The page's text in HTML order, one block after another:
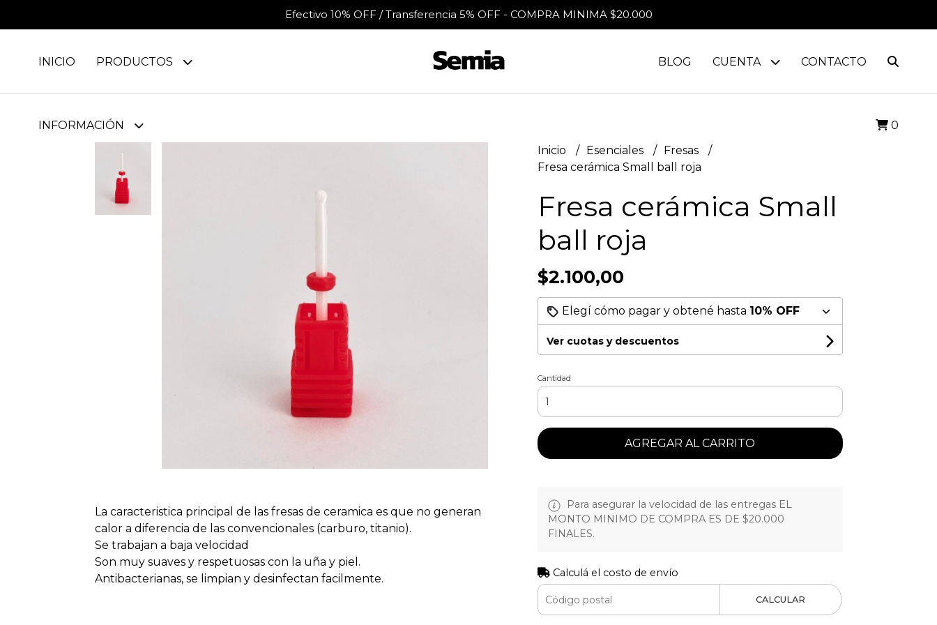
Efectivo 10% OFF / Transferencia 5% OFF - COMPRA MINIMA $20.000
INICIO PRODUCTOS
INFORMACIÓN
BLOG CUENTA CONTACTO
0
La caracteristica principal de las fresas de ceramica es que no generan
calor a diferencia de las convencionales (carburo, titanio).
Se trabajan a baja velocidad
Son muy suaves y respetuosas con la uña y piel.
Antibacterianas, se limpian y desinfectan facilmente.
Inicio Esenciales
Fresas
Fresa cerámica Small ball roja
Fresa cerámica Small
ball roja
$2.100,00
Elegí cómo pagar y obtené hasta 10% OFF
Ver cuotas y descuentos
Cantidad
AGREGAR AL CARRITO
Para asegurar la velocidad de las entregas EL
MONTO MINIMO DE COMPRA ES DE $20.000
FINALES.
Calculá el costo de envío
CALCULAR